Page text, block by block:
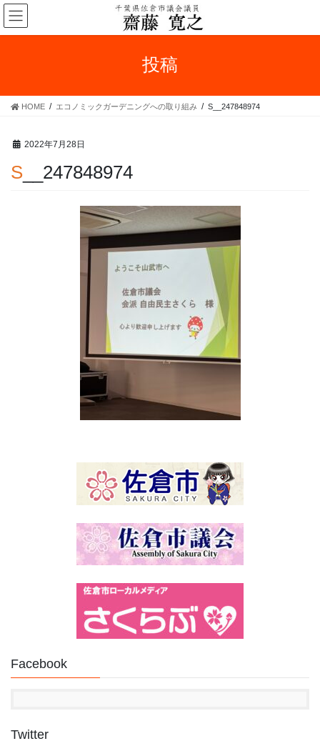
コ
ン
テ
ス
ナ
ビ
ゲ
ン
投稿
HOME エコノミックガーデニングへの取り組み S__247848974
2022年7月28日
S__247848974
Facebook
Twitter